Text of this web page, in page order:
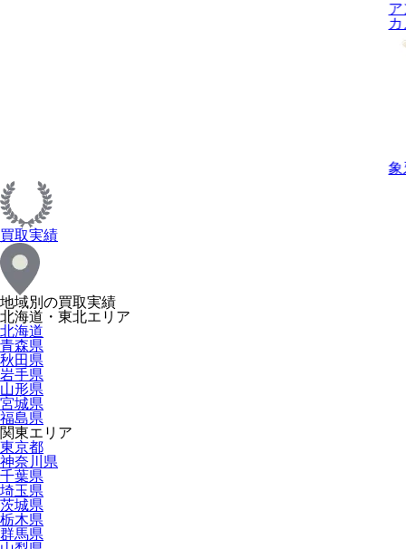
ア
象
買取実績
地域別の買取実績
北海道・東北エリア
北海道
青森県
秋田県
岩手県
山形県
宮城県
福島県
関東エリア
東京都
神奈川県
千葉県
埼玉県
茨城県
栃木県
群馬県